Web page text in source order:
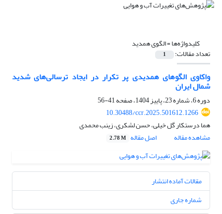
کلیدواژه‌ها =الگوی همدید
تعداد مقالات: 1
واکاوی الگوهای همدیدی پر تکرار در ایجاد ترسالی‌های شدید
شمال ایران
دوره 6، شماره 23، پاییز 1404، صفحه
41-56
10.30488/ccr.2025.501612.1266
هما درستکار گل خیلی، حسن لشکری، زینب محمدی
مشاهده مقاله
اصل مقاله 2.78 M
مقالات آماده انتشار
شماره جاری